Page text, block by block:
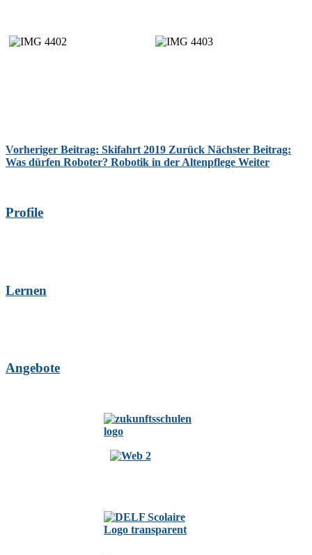
Vorheriger Beitrag: Skifahrt 2019 Zurück Nächster Beitrag:
Was dürfen Roboter? Robotik in der Altenpflege Weiter
Profile
Lernen
Angebote